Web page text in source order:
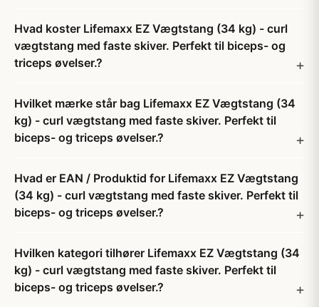
Hvad koster Lifemaxx EZ Vægtstang (34 kg) - curl
vægtstang med faste skiver. Perfekt til biceps- og
triceps øvelser.?
Hvilket mærke står bag Lifemaxx EZ Vægtstang (34
kg) - curl vægtstang med faste skiver. Perfekt til
biceps- og triceps øvelser.?
Hvad er EAN / Produktid for Lifemaxx EZ Vægtstang
(34 kg) - curl vægtstang med faste skiver. Perfekt til
biceps- og triceps øvelser.?
Hvilken kategori tilhører Lifemaxx EZ Vægtstang (34
kg) - curl vægtstang med faste skiver. Perfekt til
biceps- og triceps øvelser.?